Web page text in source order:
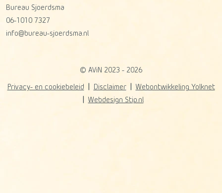
Bureau Sjoerdsma
06-1010 7327
info@bureau-sjoerdsma.nl
© AViN 2023 - 2026
Privacy- en cookiebeleid Disclaimer
Webontwikkeling Yolknet
Webdesign Stip.nl